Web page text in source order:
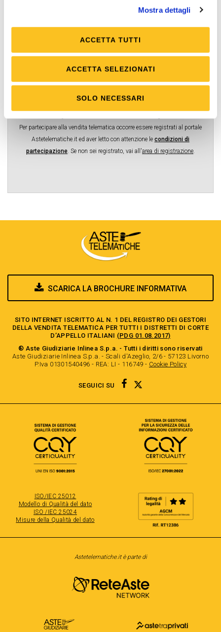
Mostra dettagli
ACCETTA TUTTI
ACCETTA SELEZIONATI
SOLO NECESSARI
Necessaria
2.000,00 €
Libero
Per partecipare alla vendita telematica occorre essere registrati al portale
Astetelematiche.it ed aver letto con attenzione le condizioni di
partecipazione. Se non sei registrato, vai all'area di registrazione.
SCARICA LA BROCHURE INFORMATIVA
SITO INTERNET ISCRITTO AL N. 1 DEL REGISTRO DEI GESTORI
DELLA VENDITA TELEMATICA PER TUTTI I DISTRETTI DI CORTE
D’APPELLO ITALIANI (PDG 01.08.2017)
® Aste Giudiziarie Inlinea S.p.a. - Tutti i diritti sono riservati
Aste Giudiziarie Inlinea S.p.a. - Scali d'Azeglio, 2/6 - 57123 Livorno
P.Iva 01301540496 - REA: LI - 116749 - Cookie Policy
SEGUICI SU FACEBOOK
ISO/IEC 25012
Modello di Qualità del dato
ISO /IEC 25024
Misure della Qualità del dato
Astetelematiche.it è parte di